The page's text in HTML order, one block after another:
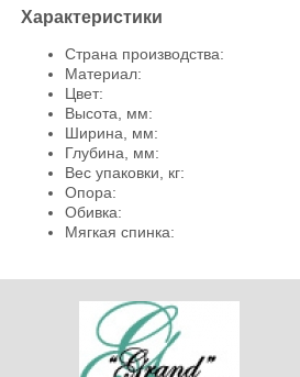
Характеристики
Страна производства:
Материал:
Цвет:
Высота, мм:
Ширина, мм:
Глубина, мм:
Вес упаковки, кг:
Опора:
Обивка:
Мягкая спинка: